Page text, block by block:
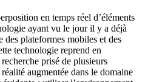
en temps réel d’éléments
ayant vu le jour il y a déjà
des plateformes mobiles et des
technologie reprend en
prisé de plusieurs
augmentée dans le domaine